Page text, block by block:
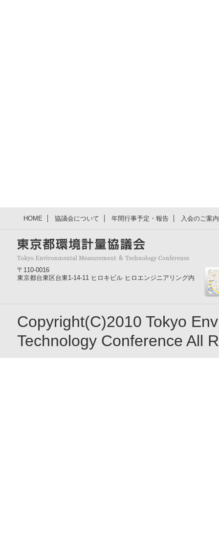
HOME 協議会について 年間行事予定・報告 入会のご案
〒110-0016
東京都台東区台東1-14-11 ヒロキビル ヒロエンジニアリング内
Copyright(C)2010 Tokyo
Technology Conference All